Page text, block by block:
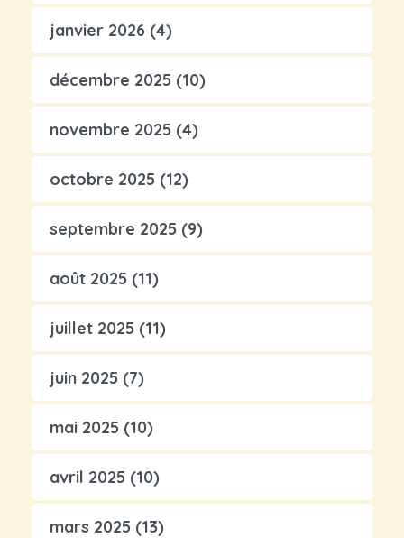
janvier 2026 (4)
décembre 2025 (10)
novembre 2025 (4)
octobre 2025 (12)
septembre 2025 (9)
août 2025 (11)
juillet 2025 (11)
juin 2025 (7)
mai 2025 (10)
avril 2025 (10)
mars 2025 (13)